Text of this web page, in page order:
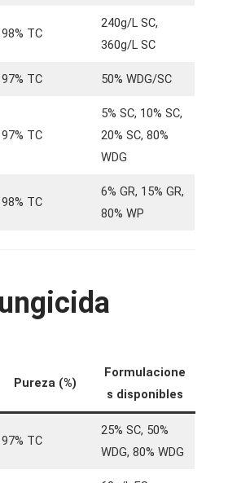
98% TC
240g/L SC,
360g/L SC
97% TC 50% WDG/SC
97% TC
5% SC, 10% SC,
20% SC, 80%
WDG
98% TC
6% GR, 15% GR,
80% WP
Pureza (%)
Formulacione
s disponibles
97% TC
25% SC, 50%
WDG, 80% WDG